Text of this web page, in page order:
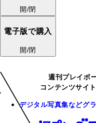
開/閉
電子版で購入
開/閉
週刊プレイボ
コンテンツサイ
デジタル写真集などグ